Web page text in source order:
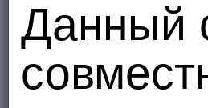
Данный